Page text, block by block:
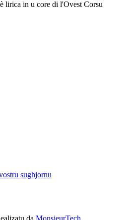
lirica in u core di l'Ovest Corsu
sughjornu